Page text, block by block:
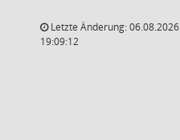
Letzte Änderung: 06.08.2026
19:09:12